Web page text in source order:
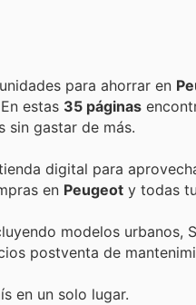
Encuentra las mejores promociones, descuentos y oportunidades para ahorrar en
. En estas 35 páginas
sin gastar de más.
digital para
en Peugeot y todas
modelos urbanos,
postventa de
en un solo lugar.